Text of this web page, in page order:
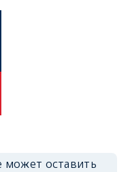
может оставить